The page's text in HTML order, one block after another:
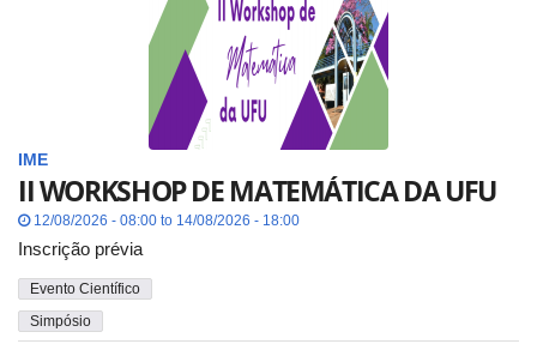
IME
II WORKSHOP DE MATEMÁTICA DA UFU
12/08/2026 - 08:00 to 14/08/2026 - 18:00
Inscrição prévia
Evento Científico
Simpósio